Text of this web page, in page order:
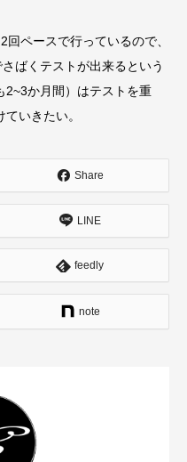
ペースで行っているので、
ばくテストが出来るという
2~3か月間）はテストを重
いきたい。
Share
LINE
feedly
note